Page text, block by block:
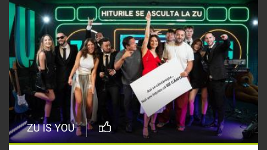
21 Iulie
Dă volumul mai tare! Cabron vine
cu Hitul Monstru al Verii
20 Iulie
Episod nou | Muzica Aia x DJ
Christian Thomson
ZU IS YOU